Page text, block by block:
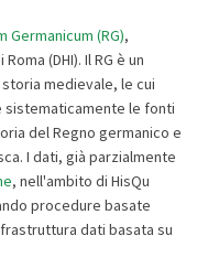
Germanicum (RG),
(DHI). Il RG è un
medievale, le cui
sistematicamente le fonti
del Regno germanico e
I dati, già parzialmente
, nell'ambito di HisQu
procedure basate
dati basata su